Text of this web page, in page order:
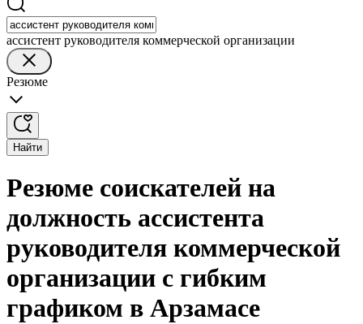
ассистент руководителя коммерческой организации
Резюме
Найти
Резюме соискателей на
должность ассистента
руководителя коммерческой
организации с гибким
графиком в Арзамасе